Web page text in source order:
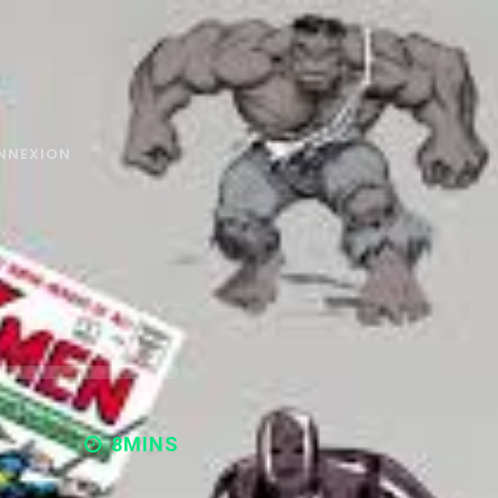
8MINS